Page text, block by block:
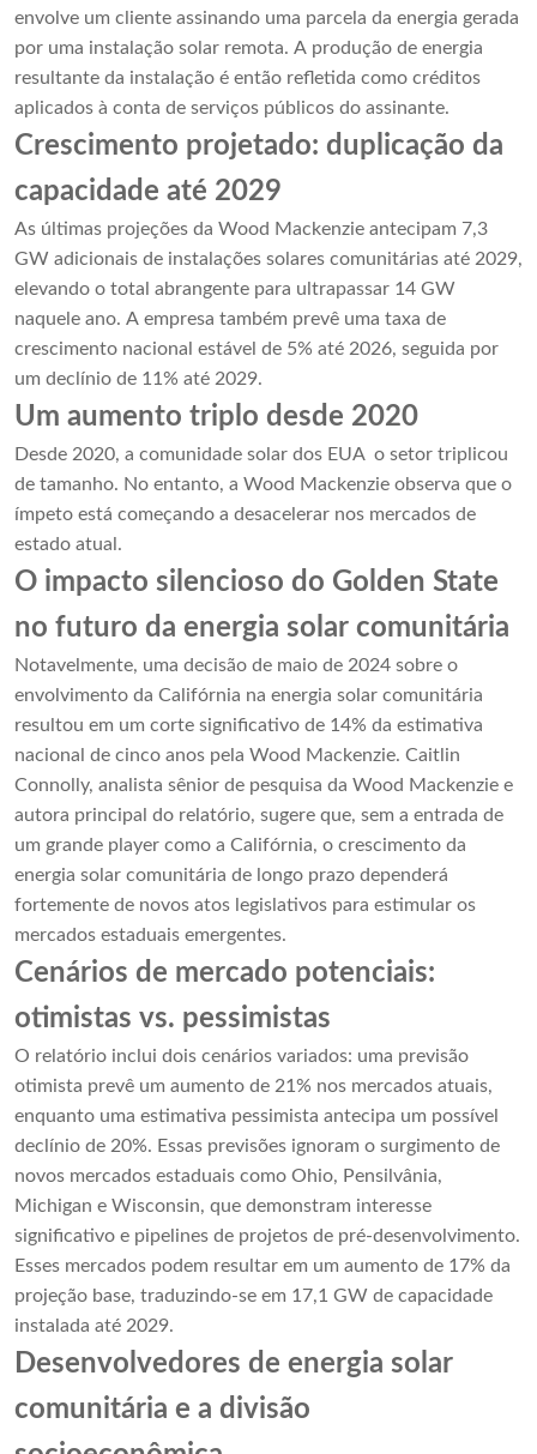
envolve um cliente assinando uma parcela da energia gerada
por uma instalação solar remota. A produção de energia
resultante da instalação é então refletida como créditos
aplicados à conta de serviços públicos do assinante.
Crescimento projetado: duplicação da
capacidade até 2029
As últimas projeções da Wood Mackenzie antecipam 7,3
GW adicionais de instalações solares comunitárias até 2029,
elevando o total abrangente para ultrapassar 14 GW
naquele ano. A empresa também prevê uma taxa de
crescimento nacional estável de 5% até 2026, seguida por
um declínio de 11% até 2029.
Um aumento triplo desde 2020
Desde 2020, a comunidade solar dos EUA o setor triplicou
de tamanho. No entanto, a Wood Mackenzie observa que o
ímpeto está começando a desacelerar nos mercados de
estado atual.
O impacto silencioso do Golden State
no futuro da energia solar comunitária
Notavelmente, uma decisão de maio de 2024 sobre o
envolvimento da Califórnia na energia solar comunitária
resultou em um corte significativo de 14% da estimativa
nacional de cinco anos pela Wood Mackenzie. Caitlin
Connolly, analista sênior de pesquisa da Wood Mackenzie e
autora principal do relatório, sugere que, sem a entrada de
um grande player como a Califórnia, o crescimento da
energia solar comunitária de longo prazo dependerá
fortemente de novos atos legislativos para estimular os
mercados estaduais emergentes.
Cenários de mercado potenciais:
otimistas vs. pessimistas
O relatório inclui dois cenários variados: uma previsão
otimista prevê um aumento de 21% nos mercados atuais,
enquanto uma estimativa pessimista antecipa um possível
declínio de 20%. Essas previsões ignoram o surgimento de
novos mercados estaduais como Ohio, Pensilvânia,
Michigan e Wisconsin, que demonstram interesse
significativo e pipelines de projetos de pré-desenvolvimento.
Esses mercados podem resultar em um aumento de 17% da
projeção base, traduzindo-se em 17,1 GW de capacidade
instalada até 2029.
Desenvolvedores de energia solar
comunitária e a divisão